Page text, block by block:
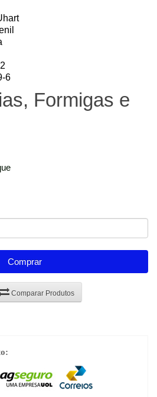
6
Formigas e
Comprar
Comparar Produtos